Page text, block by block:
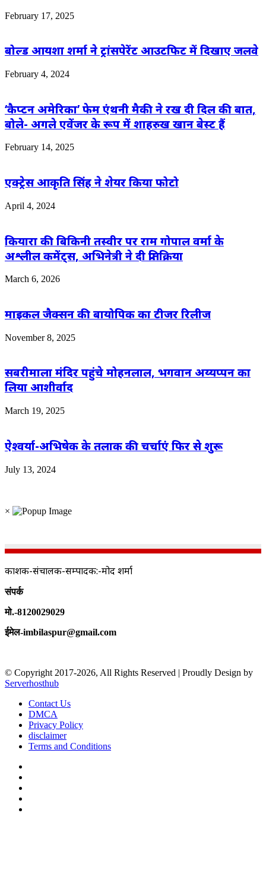
February 17, 2025
बोल्ड आयशा शर्मा ने ट्रांसपेरेंट आउटफिट में दिखाए जलवे
February 4, 2024
‘कैप्टन अमेरिका’ फेम एंथनी मैकी ने रख दी दिल की बात,
बोले- अगले एवेंजर के रूप में शाहरुख खान बेस्ट हैं
February 14, 2025
एक्ट्रेस आकृति सिंह ने शेयर किया फोटो
April 4, 2024
कियारा की बिकिनी तस्वीर पर राम गोपाल वर्मा के
अश्लील कमेंट्स, अभिनेत्री ने दी प्रतिक्रिया
March 6, 2026
माइकल जैक्सन की बायोपिक का टीजर रिलीज
November 8, 2025
सबरीमाला मंदिर पहुंचे मोहनलाल, भगवान अय्यप्पन का
लिया आशीर्वाद
March 19, 2025
ऐश्वर्या-अभिषेक के तलाक की चर्चाएं फिर से शुरू
July 13, 2024
×
प्रकाशक-संचालक-सम्पादक:-प्रमोद शर्मा
संपर्क
मो.-8120029029
ईमेल-imbilaspur@gmail.com
© Copyright 2017-2026, All Rights Reserved | Proudly Design by
Serverhosthub
Contact Us
DMCA
Privacy Policy
disclaimer
Terms and Conditions